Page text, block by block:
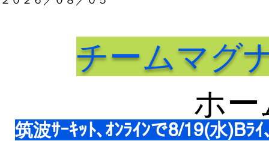
チームマグ
ホ
筑波ｻｰｷｯﾄ､ｵﾝﾗｲﾝで8/19(水)Bﾗ